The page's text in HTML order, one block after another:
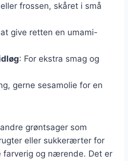
frossen, skåret i små
give retten en umami-
: For ekstra smag og
gerne sesamolie for en
grøntsager som
eller sukkerærter for
farverig og nærende. Det er